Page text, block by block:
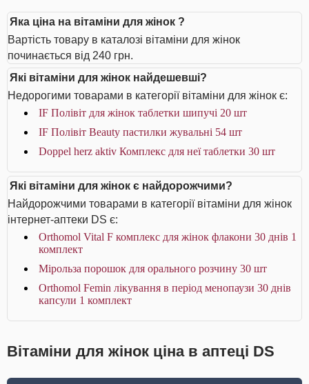
Яка ціна на вітаміни для жінок ?
Вартість товару в каталозі вітаміни для жінок
починається від 240 грн.
Які вітаміни для жінок найдешевші?
Недорогими товарами в категорії вітаміни для жінок є:
IF Полівіт для жінок таблетки шипучі 20 шт
IF Полівіт Beauty пастилки жувальні 54 шт
Doppel herz aktiv Комплекс для неї таблетки 30 шт
Які вітаміни для жінок є найдорожчими?
Найдорожчими товарами в категорії вітаміни для жінок
інтернет-аптеки DS є:
Orthomol Vital F комплекс для жінок флакони 30 днів 1
комплект
Мірольза порошок для орального розчину 30 шт
Orthomol Femin лікування в період менопаузи 30 днів
капсули 1 комплект
Вітаміни для жінок ціна в аптеці DS